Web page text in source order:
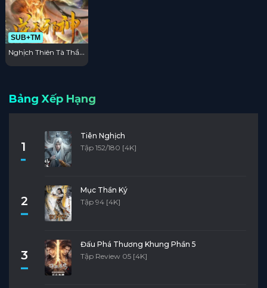
SUB+TM
Nghịch Thiên Tà Thần
3D
Bảng Xếp Hạng
1
Tiên Nghịch
Tập 152/180 [4K]
2
Mục Thần Ký
Tập 94 [4K]
3
Đấu Phá Thương Khung Phần 5
Tập Review 05 [4K]